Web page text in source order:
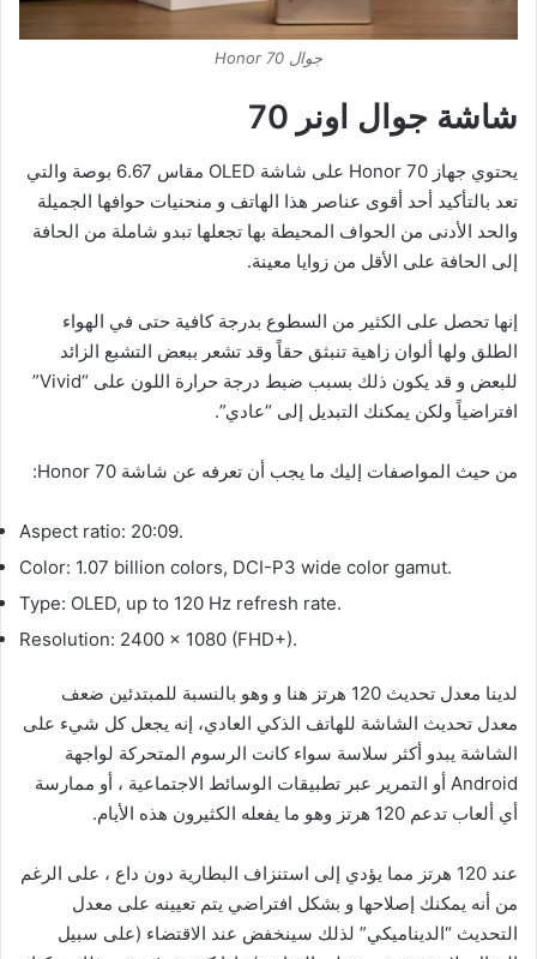
جوال Honor 70
شاشة جوال اونر 70
يحتوي جهاز Honor 70 على شاشة OLED مقاس 6.67 بوصة والتي
تعد بالتأكيد أحد أقوى عناصر هذا الهاتف و منحنيات حوافها الجميلة
والحد الأدنى من الحواف المحيطة بها تجعلها تبدو شاملة من الحافة
إلى الحافة على الأقل من زوايا معينة.
إنها تحصل على الكثير من السطوع بدرجة كافية حتى في الهواء
الطلق ولها ألوان زاهية تنبثق حقاً وقد تشعر ببعض التشبع الزائد
للبعض و قد يكون ذلك بسبب ضبط درجة حرارة اللون على “Vivid”
افتراضياً ولكن يمكنك التبديل إلى “عادي”.
من حيث المواصفات إليك ما يجب أن تعرفه عن شاشة Honor 70:
Aspect ratio: 20:09.
Color: 1.07 billion colors, DCI-P3 wide color gamut.
Type: OLED, up to 120 Hz refresh rate.
Resolution: 2400 x 1080 (FHD+).
لدينا معدل تحديث 120 هرتز هنا و وهو بالنسبة للمبتدئين ضعف
معدل تحديث الشاشة للهاتف الذكي العادي، إنه يجعل كل شيء على
الشاشة يبدو أكثر سلاسة سواء كانت الرسوم المتحركة لواجهة
Android أو التمرير عبر تطبيقات الوسائط الاجتماعية ، أو ممارسة
أي ألعاب تدعم 120 هرتز وهو ما يفعله الكثيرون هذه الأيام.
عند 120 هرتز مما يؤدي إلى استنزاف البطارية دون داع ، على الرغم
من أنه يمكنك إصلاحها و بشكل افتراضي يتم تعيينه على معدل
التحديث “الديناميكي” لذلك سينخفض ​​عند الاقتضاء (على سبيل